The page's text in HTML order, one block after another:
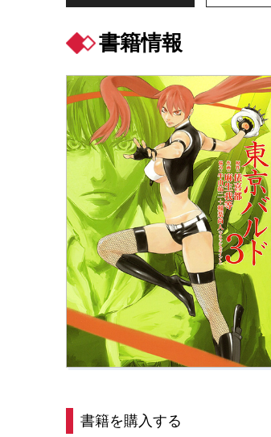
書籍情報
書籍を購入する